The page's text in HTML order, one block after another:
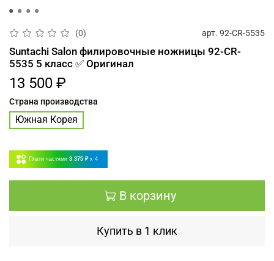
(0) арт. 92-CR-5535
Suntachi Salon филировочные ножницы 92-CR-
5535 5 класс ✅ Оригинал
13 500 ₽
Страна производства
Южная Корея
Плати частями 3 375 ₽ x 4
В корзину
Купить в 1 клик